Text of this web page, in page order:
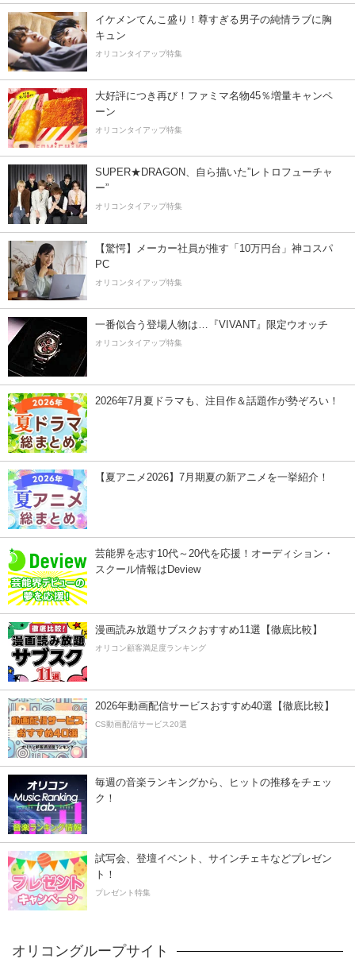
イケメンてんこ盛り！尊すぎる男子の純情ラブに胸
キュン
オリコンタイアップ特集
大好評につき再び！ファミマ名物45％増量キャンペ
ーン
オリコンタイアップ特集
SUPER★DRAGON、自ら描いた”レトロフューチャ
ー”
オリコンタイアップ特集
【驚愕】メーカー社員が推す「10万円台」神コスパ
PC
オリコンタイアップ特集
一番似合う登場人物は…『VIVANT』限定ウオッチ
オリコンタイアップ特集
2026年7月夏ドラマも、注目作＆話題作が勢ぞろい！
【夏アニメ2026】7月期夏の新アニメを一挙紹介！
芸能界を志す10代～20代を応援！オーディション・
スクール情報はDeview
漫画読み放題サブスクおすすめ11選【徹底比較】
オリコン顧客満足度ランキング
2026年動画配信サービスおすすめ40選【徹底比較】
CS動画配信サービス20選
毎週の音楽ランキングから、ヒットの推移をチェッ
ク！
試写会、登壇イベント、サインチェキなどプレゼン
ト！
プレゼント特集
オリコングループサイト